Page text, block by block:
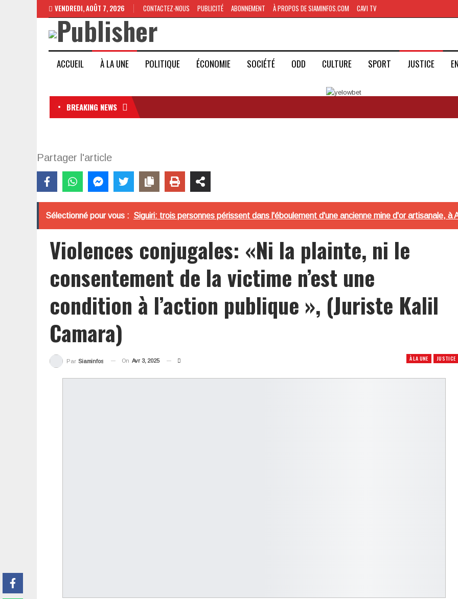
VENDREDI, AOÛT 7, 2026 CONTACTEZ-NOUS PUBLICITÉ ABONNEMENT À PROPOS DE SIAMINFOS.COM CAVI TV
ACCUEIL À LA UNE POLITIQUE ÉCONOMIE SOCIÉTÉ ODD CULTURE SPORT JUSTICE
BREAKING NEWS
Partager l'article
Sélectionné pour vous : Siguiri: trois personnes périssent dans l'éboulement d'une ancienne mine d'or artisanale, à
Violences conjugales: «Ni la plainte, ni le
consentement de la victime n’est une
condition à l’action publique », (Juriste Kalil
Camara)
À LA UNE JUSTICE
Par Siaminfos On Avr 3, 2025